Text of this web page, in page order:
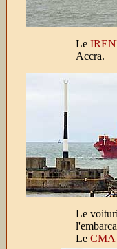
Le
Accra.
Le
Le CMA